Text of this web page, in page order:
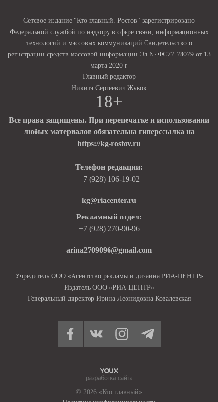
Сетевое издание "Кто главный. Ростов" зарегистрировано
Федеральной службой по надзору в сфере связи, информационных
технологий и массовых коммуникаций Свидетельство о
регистрации средств массовой информации Эл № ФС77-78079 от 13
марта 2020 г
Главный редактор
Никита Сергеевич Жуков
18+
Все права защищены. При перепечатке и использовании
любых материалов обязательна гиперссылка на
https://kg-rostov.ru
Телефон редакции:
+7 (928) 106-19-02
kg@riacenter.ru
Рекламный отдел:
+7 (928) 270-90-96
arina2709096@gmail.com
Учредитель ООО «Агентство рекламы и дизайна РИА-ЦЕНТР»
Издатель ООО «РИА-ЦЕНТР»
Генеральный директор Ирина Леонидовна Ковалевская
© 2026 «Кто главный»